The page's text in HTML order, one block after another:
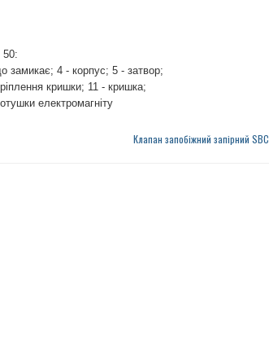
50:
замикає; 4 - корпус; 5 - затвор;
кришки; 11 - кришка;
електромагніту
Клапан запобіжний запірний SBC